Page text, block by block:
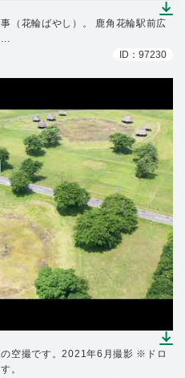
（花輪ばやし）。 鹿角花輪駅前広
ID：97230
空撮です。2021年6月撮影 ※ドロ
。